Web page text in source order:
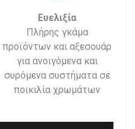
Ευελιξία
Πλήρης γκάμα
προϊόντων και αξεσουάρ
για ανοιγόμενα και
συρόμενα συστήματα σε
ποικιλία χρωμάτων